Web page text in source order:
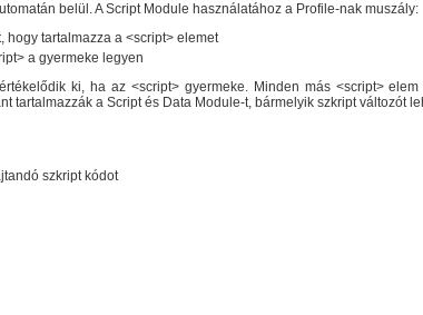
belül. A Script Module használatához a Profile-nak muszály:
hogy tartalmazza a <script> elemet
a gyermeke legyen
ki, ha az <script> gyermeke. Minden más <script>
tartalmazzák a Script és Data Module-t, bármelyik szkript változót
szkript kódot